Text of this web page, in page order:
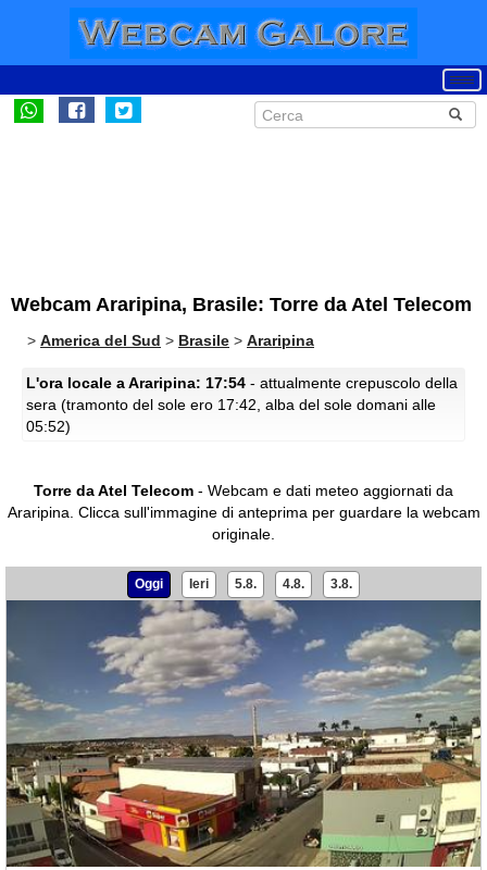
Webcam Araripina, Brasile: Torre da Atel Telecom
> America del Sud > Brasile > Araripina
L'ora locale a Araripina: 17:54 - attualmente crepuscolo della
sera (tramonto del sole ero 17:42, alba del sole domani alle
05:52)
Torre da Atel Telecom - Webcam e dati meteo aggiornati da
Araripina. Clicca sull'immagine di anteprima per guardare la webcam
originale.
Oggi Ieri 5.8. 4.8. 3.8.